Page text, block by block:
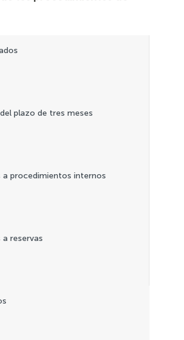
plazo de tres meses
a procedimientos internos
reservas